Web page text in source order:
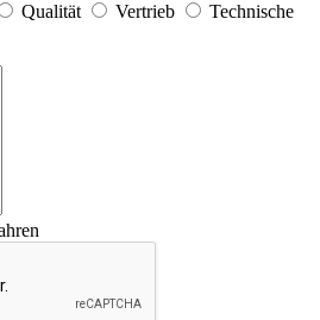
Qualität Vertrieb
Technische